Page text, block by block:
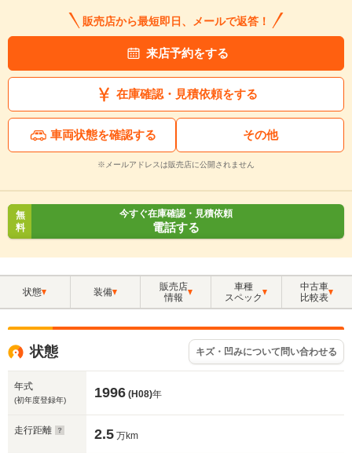
販売店から最短即日、メールで返答！
来店予約をする
在庫確認・見積依頼をする
車両状態を確認する その他
※メールアドレスは販売店に公開されません
無
料
今すぐ在庫確認・見積依頼
電話する
状態 装備
販売店
情報
車種
スペック
中古車
比較表
状態 キズ・凹みについて問い合わせる
年式
(初年度登録年) 1996 (H08)年
走行距離 2.5 万km